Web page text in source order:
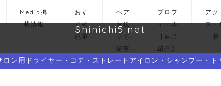
Media掲
載情報
おす
すめ
記事
ヘア
お役
立ち
記事
プロフ
ィール
【自己
紹介】
アク
ス・
順
Shinichi5.net
ロン用ドライヤー・コテ・ストレートアイロン・シャンプー・ト